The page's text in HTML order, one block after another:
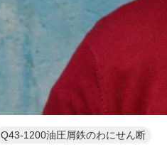
Q43-1200油圧屑鉄のわにせん断